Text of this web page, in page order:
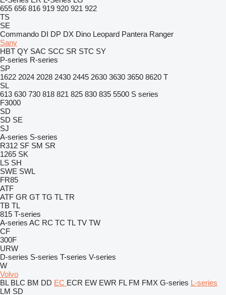
655 656 816 919 920 921 922
TS
SE
Commando DI DP DX Dino Leopard Pantera Ranger
Sany
HBT QY SAC SCC SR STC SY
P-series R-series
SP
1622 2024 2028 2430 2445 2630 3630 3650 8620 T
SL
613 630 730 818 821 825 830 835 5500 S series
F3000
SD
SD SE
SJ
A-series S-series
R312 SF SM SR
1265 SK
LS SH
SWE SWL
FR85
ATF
ATF GR GT TG TL TR
TB TL
815 T-series
A-series AC RC TC TL TV TW
CF
300F
URW
D-series S-series T-series V-series
W
Volvo
BL BLC BM DD EC ECR EW EWR FL FM FMX G-series L-series
LM SD